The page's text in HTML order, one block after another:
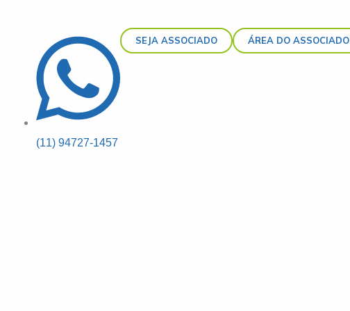
(11) 94727-1457
SEJA ASSOCIADO ÁREA DO ASSOCIADO